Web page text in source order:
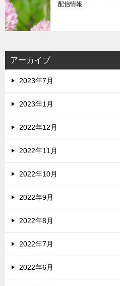
配信情報
アーカイブ
2023年7月
2023年1月
2022年12月
2022年11月
2022年10月
2022年9月
2022年8月
2022年7月
2022年6月